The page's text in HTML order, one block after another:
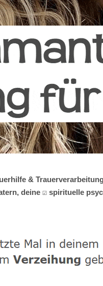
&
deine ☑️ spirituelle